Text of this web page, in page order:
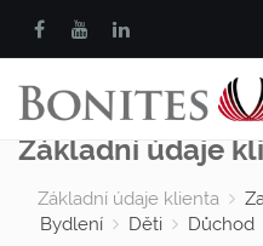
Základní údaje
Základní údaje klienta
Bydlení
Děti Důchod